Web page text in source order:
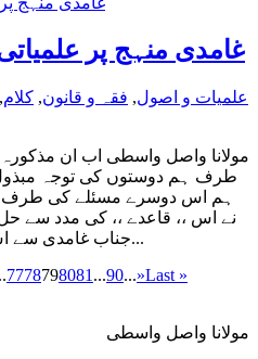
غامدی منہج پر علمیاتی
علمیات و اصول, فقہ و قانون, کلام,
مولانا واصل واسطی اب ان
طرف ہم دوستوں کی توجہ
ہم اس دوسرے مسئلے کی طرف
نے اس ،، قاعدے ،، کی مدد سے
جناب غامدی سے اس بات میں ( کچھ وقت کےلیے )...
7778798081 ...90...»Last »
مولانا واصل واسطی